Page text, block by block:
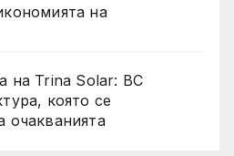
на
на Trina Solar: BC
която се
очакванията